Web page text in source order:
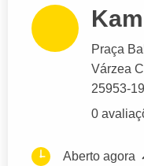
Praça
Várzea
25953-
0
Aberto agora